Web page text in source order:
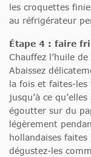
les croquettes
au réfrigérateur
Étape 4 : faire
Chauffez l’huile
Abaissez
la fois et faites-
jusqu’à ce
égoutter sur du
légèrement
hollandaises
dégustez-les